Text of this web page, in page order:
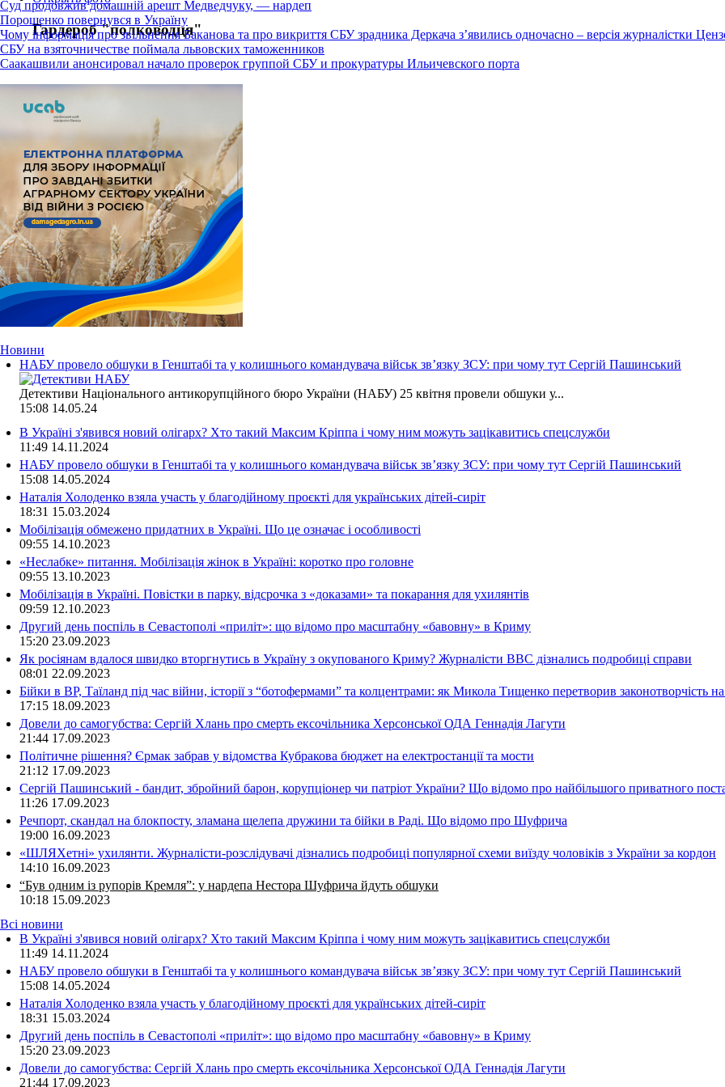
Гардероб "полководця"
Суд продовжив домашній арешт Медведчуку, — нардеп
Порошенко повернувся в Україну
Чому інформація про звільнення Баканова та про викриття СБУ зрадника Деркача з’явились одночасно – версія журналістки
СБУ на взяточничестве поймала львовских таможенников
Саакашвили анонсировал начало проверок группой СБУ и прокуратуры Ильичевского порта
Новини
НАБУ провело обшуки в Генштабі та у колишнього командувача військ зв’язку ЗСУ: при чому тут Сергій Пашинський
Детективи Національного антикорупційного бюро України (НАБУ) 25 квітня провели обшуки у...
15:08 14.05.24
В Україні з'явився новий олігарх? Хто такий Максим Кріппа і чому ним можуть зацікавитись спецслужби
11:49 14.11.2024
НАБУ провело обшуки в Генштабі та у колишнього командувача військ зв’язку ЗСУ: при чому тут Сергій Пашинський
15:08 14.05.2024
Наталія Холоденко взяла участь у благодійному проєкті для українських дітей-сиріт
18:31 15.03.2024
Мобілізація обмежено придатних в Україні. Що це означає і особливості
09:55 14.10.2023
«Неслабке» питання. Мобілізація жінок в Україні: коротко про головне
09:55 13.10.2023
Мобілізація в Україні. Повістки в парку, відсрочка з «доказами» та покарання для ухилянтів
09:59 12.10.2023
Другий день поспіль в Севастополі «приліт»: що відомо про масштабну «бавовну» в Криму
15:20 23.09.2023
Як росіянам вдалося швидко вторгнутись в Україну з окупованого Криму? Журналісти ВВС дізнались подробиці справи
08:01 22.09.2023
Бійки в ВР, Таїланд під час війни, історії з “ботофермами” та колцентрами: як Микола Тищенко перетворив законотворчість на
17:15 18.09.2023
Довели до самогубства: Сергій Хлань про смерть ексочільника Херсонської ОДА Геннадія Лагути
21:44 17.09.2023
Політичне рішення? Єрмак забрав у відомства Кубракова бюджет на електростанції та мости
21:12 17.09.2023
Сергій Пашинський - бандит, збройний барон, корупціонер чи патріот України? Що відомо про найбільшого приватного
11:26 17.09.2023
Речпорт, скандал на блокпосту, зламана щелепа дружини та бійки в Раді. Що відомо про Шуфрича
19:00 16.09.2023
«ШЛЯХетні» ухилянти. Журналісти-розслідувачі дізнались подробиці популярної схеми виїзду чоловіків з України за кордон
14:10 16.09.2023
“Був одним із рупорів Кремля”: у нардепа Нестора Шуфрича йдуть обшуки
10:18 15.09.2023
Всі новини
В Україні з'явився новий олігарх? Хто такий Максим Кріппа і чому ним можуть зацікавитись спецслужби
11:49 14.11.2024
НАБУ провело обшуки в Генштабі та у колишнього командувача військ зв’язку ЗСУ: при чому тут Сергій Пашинський
15:08 14.05.2024
Наталія Холоденко взяла участь у благодійному проєкті для українських дітей-сиріт
18:31 15.03.2024
Другий день поспіль в Севастополі «приліт»: що відомо про масштабну «бавовну» в Криму
15:20 23.09.2023
Довели до самогубства: Сергій Хлань про смерть ексочільника Херсонської ОДА Геннадія Лагути
21:44 17.09.2023